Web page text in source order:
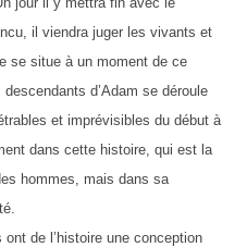
il viendra juger les vivants et
se situe à un moment de ce
d’Adam se déroule
et imprévisibles du début à
dans cette histoire, qui est la
hommes, mais dans sa
de l’histoire une conception